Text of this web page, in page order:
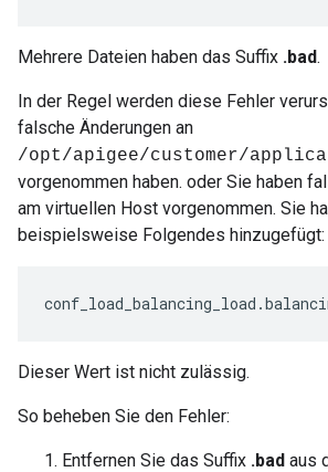
Mehrere Dateien haben das Suffix .bad.
In der Regel werden diese Fehler
falsche Änderungen an
/opt/apigee/customer/
vorgenommen haben. oder Sie haben
am virtuellen Host vorgenommen. Sie
beispielsweise Folgendes hinzugefügt:
conf_load_balancing_load .
Dieser Wert ist nicht zulässig.
So beheben Sie den Fehler:
Entfernen Sie das Suffix .bad aus